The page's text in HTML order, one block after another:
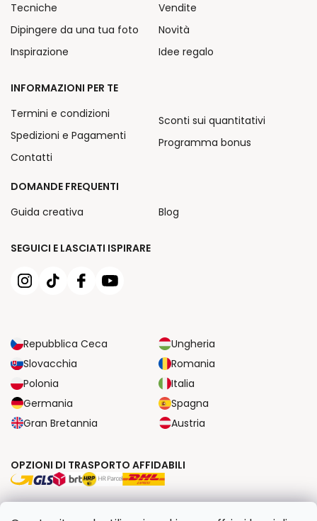
SEGUICI E LASCIATI ISPIRARE
Repubblica Ceca
Ungheria
Slovacchia
Romania
Polonia
Italia
Germania
Spagna
Gran Bretannia
Austria
Tecniche
Dipingere da una tua foto
Inspirazione
Vendite
Novità
Idee regalo
INFORMAZIONI PER TE
Termini e condizioni
Spedizioni e Pagamenti
Contatti
Sconti sui quantitativi
Programma bonus
DOMANDE FREQUENTI
Guida creativa
Blog
OPZIONI DI TRASPORTO AFFIDABILI